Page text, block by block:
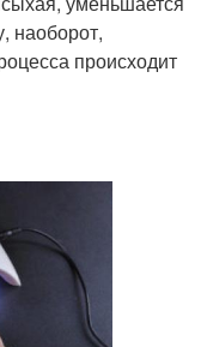
наоборот,
происходит